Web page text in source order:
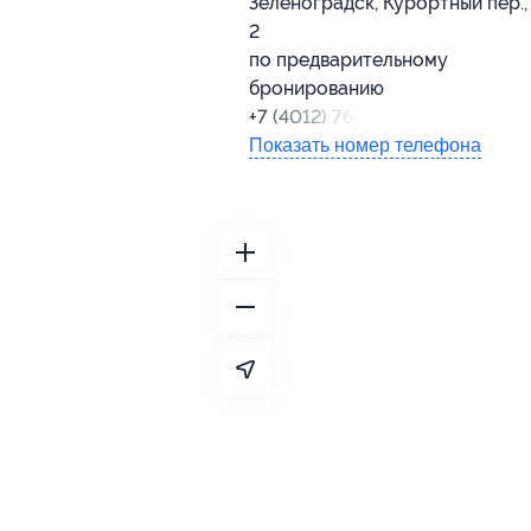
2
по предварительному
бронированию
+7 (4012) 76-06-18
Показать номер телефона